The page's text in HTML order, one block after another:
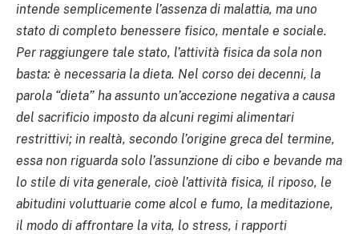
intende semplicemente l’assenza di malattia, ma uno
stato di completo benessere fisico, mentale e sociale.
Per raggiungere tale stato, l’attività fisica da sola non
basta: è necessaria la dieta. Nel corso dei decenni, la
parola “dieta” ha assunto un’accezione negativa a causa
del sacrificio imposto da alcuni regimi alimentari
restrittivi; in realtà, secondo l’origine greca del termine,
essa non riguarda solo l’assunzione di cibo e bevande ma
lo stile di vita generale, cioè l’attività fisica, il riposo, le
abitudini voluttuarie come alcol e fumo, la meditazione,
il modo di affrontare la vita, lo stress, i rapporti